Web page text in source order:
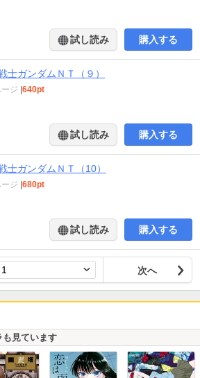
試し読み 購入する
士ガンダムＮＴ（９）
ジ |640pt
試し読み 購入する
士ガンダムＮＴ（10）
ジ |680pt
試し読み 購入する
次へ
も見ています